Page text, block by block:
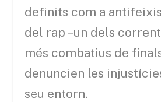
definits com a
del rap –un dels
més combatius de
denuncien les
seu entorn.